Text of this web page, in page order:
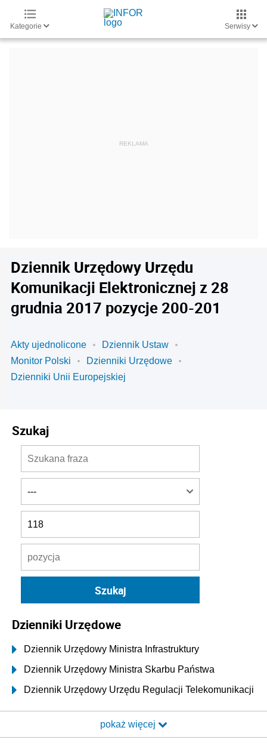
Kategorie Serwisy
Dziennik Urzędowy Urzędu
Komunikacji Elektronicznej z 28
grudnia 2017 pozycje 200-201
Akty ujednolicone
Dziennik Ustaw
Monitor Polski
Dzienniki Urzędowe
Dzienniki Unii Europejskiej
Szukaj
Dzienniki Urzędowe
Dziennik Urzędowy Ministra Infrastruktury
Dziennik Urzędowy Ministra Skarbu Państwa
Dziennik Urzędowy Urzędu Regulacji Telekomunikacji
Dziennik Urzędowy Ministra Transportu i Budownictwa
pokaż więcej